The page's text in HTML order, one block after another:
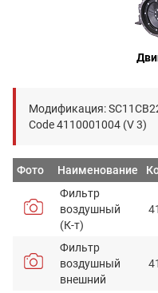
Модификация:
Code 4110001004 (V 3)
Фото Наименование
Фильтр
воздушный
(К-т)
Фильтр
воздушный
внешний